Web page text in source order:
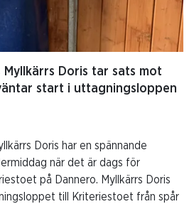
Myllkärrs Doris tar sats mot
start i uttagningsloppen
Doris har en spännande
när det är dags för
på Dannero. Myllkärrs Doris
till Kriteriestoet från spår